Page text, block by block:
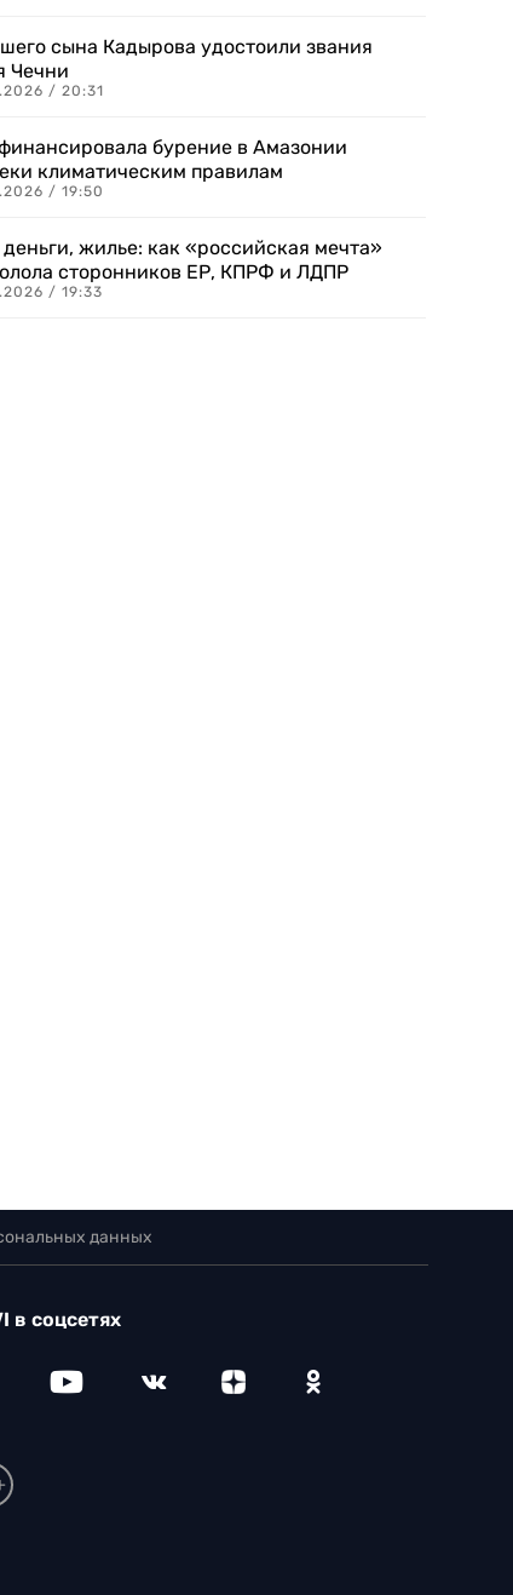
сына Кадырова удостоили звания
Чечни
/ 20:31
бурение в Амазонии
климатическим правилам
/ 19:50
жилье: как «российская мечта»
сторонников ЕР, КПРФ и ЛДПР
/ 19:33
данных
в соцсетях